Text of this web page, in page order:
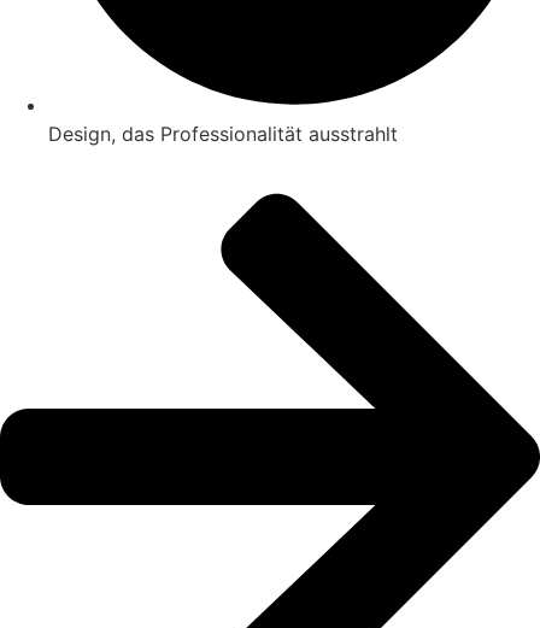
Design, das Professionalität ausstrahlt